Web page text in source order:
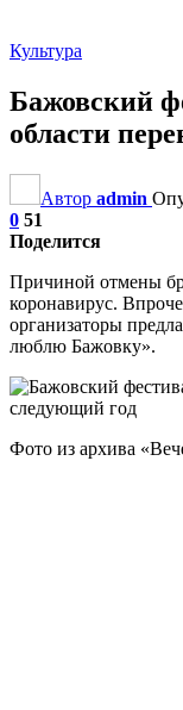
Культура
Бажовский
области
Автор admin
0 51
Поделится
Причиной отмены
коронавирус.
организаторы
люблю Бажовку».
Фото из архива